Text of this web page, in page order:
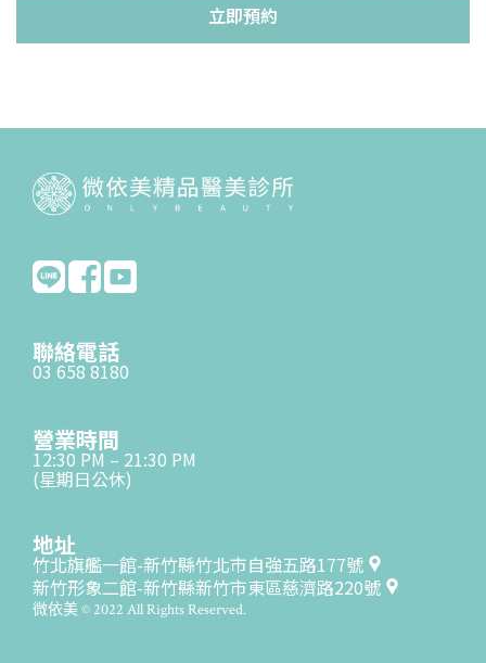
立即預約
聯絡電話
03 658 8180
營業時間
12:30 PM – 21:30 PM
(星期日公休)
地址
竹北旗艦一館-新竹縣竹北市自強五路177號
新竹形象二館-新竹縣新竹市東區慈濟路220號
微依美 © 2022 All Rights Reserved.